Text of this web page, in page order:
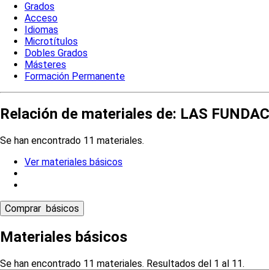
Grados
Acceso
Idiomas
Microtítulos
Dobles Grados
Másteres
Formación Permanente
Relación de materiales de: LAS
Se han encontrado 11 materiales.
Ver materiales básicos
Materiales básicos
Se han encontrado 11 materiales. Resultados del 1 al 11.